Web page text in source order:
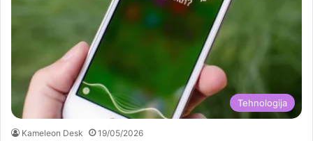
Tehnologija
Kameleon Desk 19/05/2026